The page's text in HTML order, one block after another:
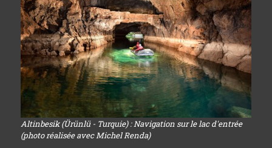
Altinbesik (Ürünlü - Turquie) : Navigation sur le lac d'entrée
(photo réalisée avec Michel Renda)